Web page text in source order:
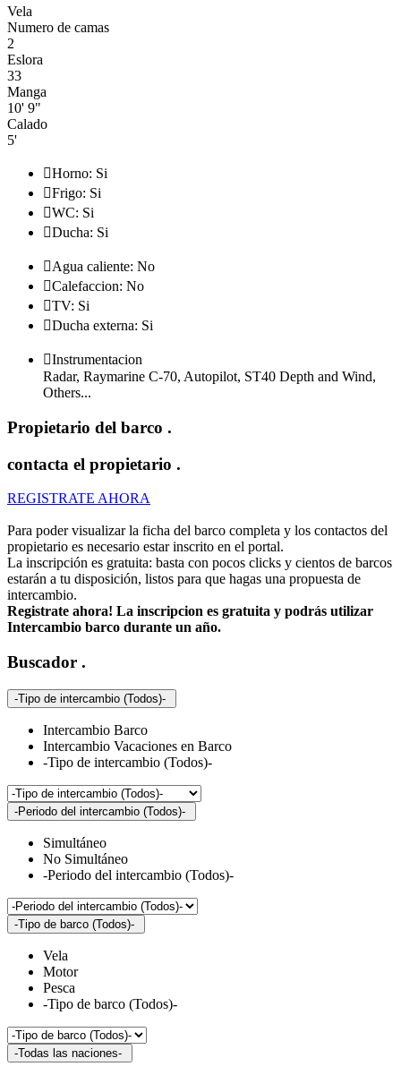
Vela
Numero de camas
2
Eslora
33
Manga
10' 9"
Calado
5'
Horno: Si
Frigo: Si
WC: Si
Ducha: Si
Agua caliente: No
Calefaccion: No
TV: Si
Ducha externa: Si
Instrumentacion
Radar, Raymarine C-70, Autopilot, ST40 Depth and Wind,
Others...
Propietario del barco .
contacta el propietario .
REGISTRATE AHORA
Para poder visualizar la ficha del barco completa y los contactos del
propietario es necesario estar inscrito en el portal.
La inscripción es gratuita: basta con pocos clicks y cientos de barcos
estarán a tu disposición, listos para que hagas una propuesta de
intercambio.
Registrate ahora! La inscripcion es gratuita y podrás utilizar
Intercambio barco durante un año.
Buscador .
-Tipo de intercambio (Todos)-
Intercambio Barco
Intercambio Vacaciones en Barco
-Tipo de intercambio (Todos)-
-Periodo del intercambio (Todos)-
Simultáneo
No Simultáneo
-Periodo del intercambio (Todos)-
-Tipo de barco (Todos)-
Vela
Motor
Pesca
-Tipo de barco (Todos)-
-Todas las naciones-